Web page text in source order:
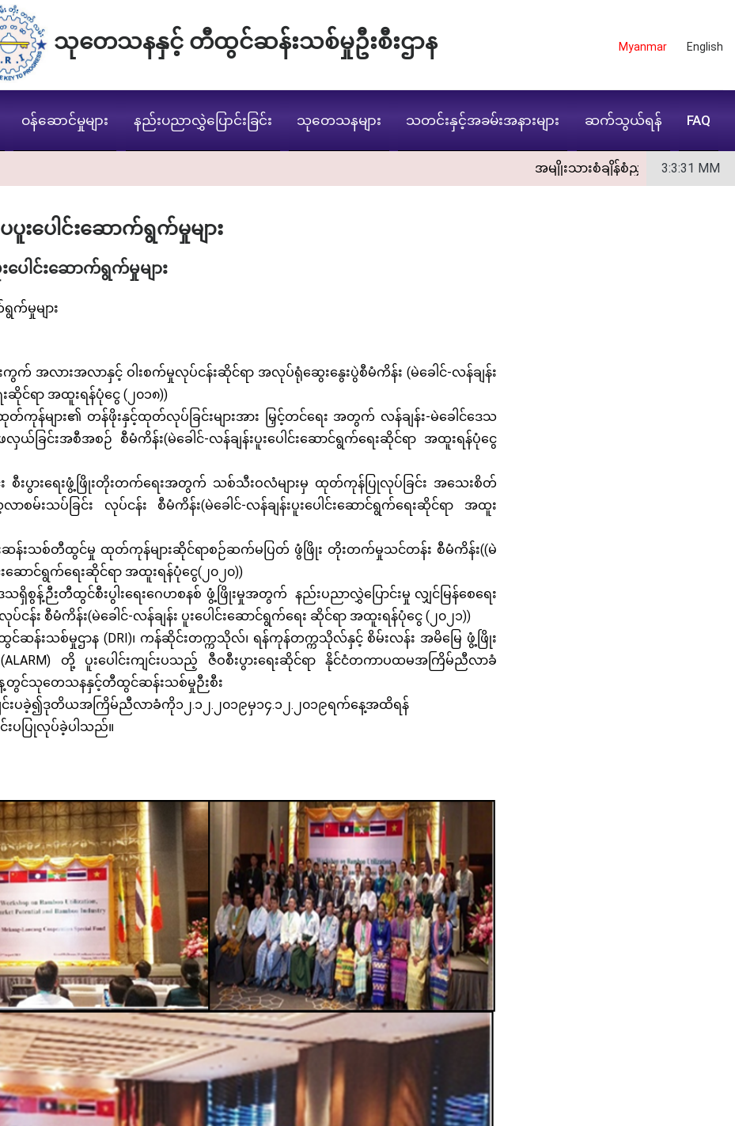
သုတေသနနှင့် တီထွင်ဆန်းသစ်မှုဦးစီးဌာန Myanmar English
ဝန်ဆောင်မှုများ နည်းပညာလွှဲပြောင်းခြင်း သုတေသနများ သတင်းနှင့်အခမ်းအနားများ ဆက်သွယ်ရန် FAQ
အမျိုးသားစံချိန်စံညွှန်းကောင်စီအစည်းအဝေ
3:3:33 MM
ပူးပေါင်းဆောက်ရွက်မှုများ
ပေါင်းဆောက်ရွက်မှုများ
က်မှုများ
ကွက် အလားအလာနှင့် ဝါးစက်မှုလုပ်ငန်းဆိုင်ရာ အလုပ်ရုံဆွေးနွေးပွဲစီမံကိန်း (မဲခေါင်-လန်ချန်း
းဆိုင်ရာ အထူးရန်ပုံငွေ (၂၀၁၈))
များ၏ တန်ဖိုးနှင့်ထုတ်လုပ်ခြင်းများအား မြှင့်တင်ရေး အတွက် လန်ချန်း-မဲခေါင်ဒေသ
ဖလှယ်ခြင်းအစီအစဉ် စီမံကိန်း(မဲခေါင်-လန်ချန်းပူးပေါင်းဆောင်ရွက်ရေးဆိုင်ရာ အထူးရန်ပုံငွေ
းပွားရေးဖွံ့ဖြိုးတိုးတက်ရေးအတွက် သစ်သီးဝလံများမှ ထုတ်ကုန်ပြုလုပ်ခြင်း အသေးစိတ်
လာစမ်းသပ်ခြင်း လုပ်ငန်း စီမံကိန်း(မဲခေါင်-လန်ချန်းပူးပေါင်းဆောင်ရွက်ရေးဆိုင်ရာ အထူး
ဆန်းသစ်တီထွင်မှု ထုတ်ကုန်များဆိုင်ရာစဉ်ဆက်မပြတ် ဖွံဖြိုး တိုးတက်မှုသင်တန်း စီမံကိန်း((မဲ
င်းဆောင်ရွက်ရေးဆိုင်ရာ အထူးရန်ပုံငွေ(၂၀၂၀))
သရှိစွန့်ဉီးတီထွင်စီးပွါးရေးဂေဟစနစ် ဖွံ့ဖြိုးမှုအတွက် နည်းပညာလွှဲပြောင်းမှု လျှင်မြန်စေရေး
ငန်း စီမံကိန်း(မဲခေါင်-လန်ချန်း ပူးပေါင်းဆောင်ရွက်ရေး ဆိုင်ရာ အထူးရန်ပုံငွေ (၂၀၂၁))
းသစ်မှုဌာန (DRI)၊ ကန်ဆိုင်းတက္ကသိုလ်၊ ရန်ကုန်တက္ကသိုလ်နှင့် စိမ်းလန်း အမိမြေ ဖွံ့ဖြိုး
တို့ ပူးပေါင်းကျင်းပသည့် ဇီဝစီးပွားရေးဆိုင်ရာ နိုင်ငံတကာပထမအကြိမ်ညီလာခံ
တွင်သုတေသနနှင့်တီထွင်ဆန်းသစ်မှုဉီးစီး
င်းပခဲ့၍ဒုတိယအကြိမ်ညီလာခံကို၁၂.၁၂.၂၀၁၉မှ၁၄.၁၂.၂၀၁၉ရက်နေ့အထိရန်
ပပြုလုပ်ခဲ့ပါသည်။